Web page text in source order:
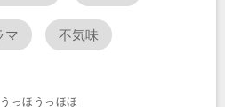
マ 不気味
っほうっほほ